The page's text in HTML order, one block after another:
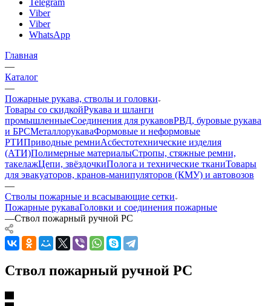
Telegram
Viber
Viber
WhatsApp
Главная
—
Каталог
—
Пожарные рукава, стволы и головки
Товары со скидкойРукава и шланги
промышленныеСоединения для рукавовРВД, буровые рукава
и БРСМеталлорукаваФормовые и неформовые
РТИПриводные ремниАсбестотехнические изделия
(АТИ)Полимерные материалыСтропы, стяжные ремни,
такелажЦепи, звёздочкиПолога и технические тканиТовары
для эвакуаторов, кранов-манипуляторов (КМУ) и автовозов
—
Стволы пожарные и всасывающие сетки
Пожарные рукаваГоловки и соединения пожарные
—Ствол пожарный ручной РС
Ствол пожарный ручной РС